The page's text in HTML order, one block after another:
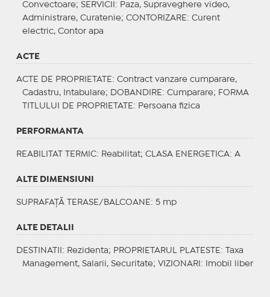
Convectoare; SERVICII : Paza, Supraveghere video,
Administrare, Curatenie; CONTORIZARE : Curent
electric, Contor apa
ACTE
ACTE DE PROPRIETATE : Contract vanzare cumparare,
Cadastru, Intabulare;
DOBANDIRE : Cumparare; FORMA
TITLULUI DE PROPRIETATE : Persoana fizica
PERFORMANTA
REABILITAT TERMIC: Reabilitat; CLASA ENERGETICA: A
ALTE DIMENSIUNI
SUPRAFAȚĂ TERASE/BALCOANE: 5 mp
ALTE DETALII
DESTINATII : Rezidenta; PROPRIETARUL PLATESTE : Taxa
Management, Salarii, Securitate; VIZIONARI : Imobil liber